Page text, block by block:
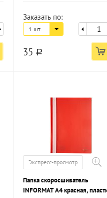
Заказать по:
1 шт.
35 a
Экспресс-просмотр
Папка скоросшиватель
INFORMAT А4 красная,